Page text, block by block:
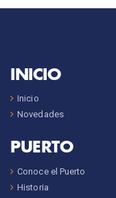
INICIO
Inicio
Novedades
PUERTO
Conoce el Puerto
Historia